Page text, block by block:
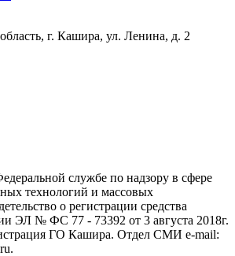
г. Кашира, ул. Ленина, д. 2
службе по надзору в сфере
технологий и массовых
о регистрации средства
ЭЛ № ФС 77 - 73392 от 3 августа 2018г.
ГО Кашира. Отдел СМИ e-mail: